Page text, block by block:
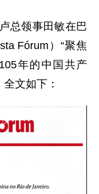
总领事田敏在巴
Fórum）“聚焦
年的中国共产
文如下：